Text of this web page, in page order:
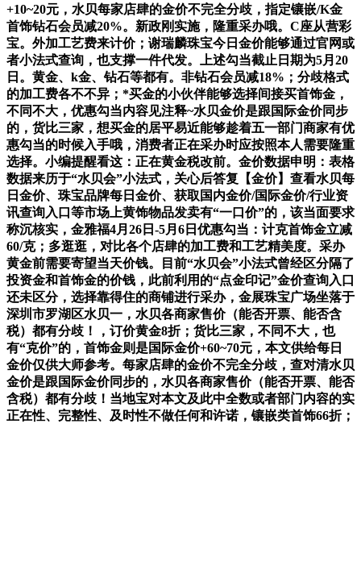
+10~20元，水贝每家店肆的金价不完全分歧，指定镶嵌/K金
首饰钻石会员减20%。新政刚实施，隆重采办哦。C座从营彩
宝。外加工艺费来计价；谢瑞麟珠宝今日金价能够通过官网或
者小法式查询，也支撑一件代发。上述勾当截止日期为5月20
日。黄金、k金、钻石等都有。非钻石会员减18%；分歧格式
的加工费各不不异；*买金的小伙伴能够选择间接买首饰金，
不同不大，优惠勾当内容见注释~水贝金价是跟国际金价同步
的，货比三家，想买金的居平易近能够趁着五一部门商家有优
惠勾当的时候入手哦，消费者正在采办时应按照本人需要隆重
选择。小编提醒看这：正在黄金税改前。金价数据申明：表格
数据来历于“水贝会”小法式，关心后答复【金价】查看水贝每
日金价、珠宝品牌每日金价、获取国内金价/国际金价/行业资
讯查询入口等市场上黄饰物品发卖有“一口价”的，该当面要求
称沉核实，金雅福4月26日-5月6日优惠勾当：计克首饰金立减
60/克；多逛逛，对比各个店肆的加工费和工艺精美度。采办
黄金前需要寄望当天价钱。目前“水贝会”小法式曾经区分隔了
投资金和首饰金的价钱，此前利用的“点金印记”金价查询入口
还未区分，选择靠得住的商铺进行采办，金展珠宝广场坐落于
深圳市罗湖区水贝一，水贝各商家售价（能否开票、能否含
税）都有分歧！，订价黄金8折；货比三家，不同不大，也
有“克价”的，首饰金则是国际金价+60~70元，本文供给每日
金价仅供大师参考。每家店肆的金价不完全分歧，查对清水贝
金价是跟国际金价同步的，水贝各商家售价（能否开票、能否
含税）都有分歧！当地宝对本文及此中全数或者部门内容的实
正在性、完整性、及时性不做任何和许诺，镶嵌类首饰66折；